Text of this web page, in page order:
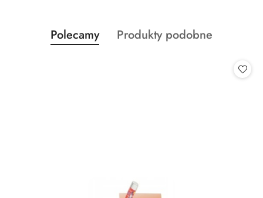
Pomiń karuzelę produktów
Produkty
o
Polecamy
Produkty
Produkty podobne